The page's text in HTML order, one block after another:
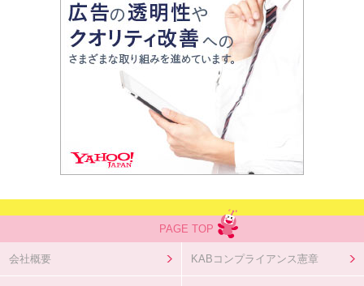
PAGE TOP
会社概要 KABコンプライアンス憲章